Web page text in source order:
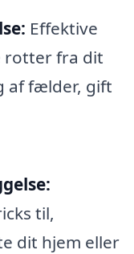
Effektive
rotter fra dit
af fælder, gift
til,
dit hjem eller